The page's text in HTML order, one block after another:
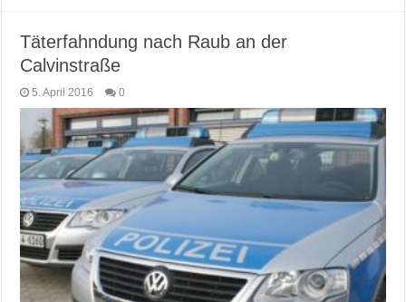
Täterfahndung nach Raub an der
Calvinstraße
5. April 2016 0